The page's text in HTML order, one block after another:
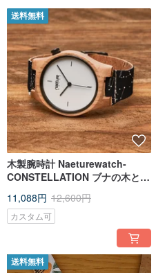
送料無料
木製腕時計 Naeturewatch-
CONSTELLATION ブナの木とコ
ツ製のヴィーガン腕時計
11,088円 12,600円
カスタム可
送料無料